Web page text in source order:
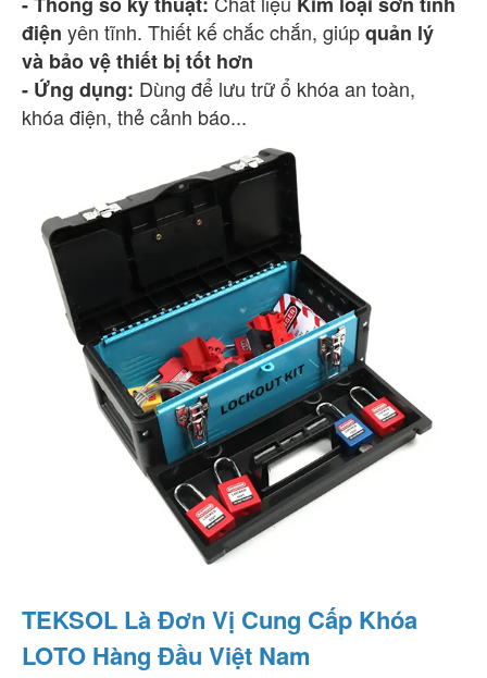
điện yên tĩnh. Thiết kế chắc chắn, giúpquản lý
và bảo vệ thiết bị tốt hơn
- Ứng dụng: Dùng để lưu trữ ổ khóa an toàn,
khóa điện, thẻ cảnh báo...
TEKSOL Là Đơn Vị Cung Cấp Khóa
LOTO Hàng Đầu Việt Nam